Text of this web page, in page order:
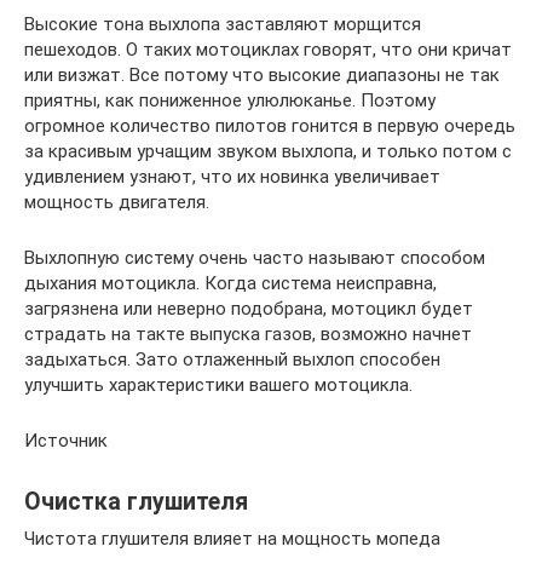
Высокие тона выхлопа заставляют морщится
пешеходов. О таких мотоциклах говорят, что они кричат
или визжат. Все потому что высокие диапазоны не так
приятны, как пониженное улюлюканье. Поэтому
огромное количество пилотов гонится в первую очередь
за красивым урчащим звуком выхлопа, и только потом с
удивлением узнают, что их новинка увеличивает
мощность двигателя.
Выхлопную систему очень часто называют способом
дыхания мотоцикла. Когда система неисправна,
загрязнена или неверно подобрана, мотоцикл будет
страдать на такте выпуска газов, возможно начнет
задыхаться. Зато отлаженный выхлоп способен
улучшить характеристики вашего мотоцикла.
Источник
Очистка глушителя
Чистота глушителя влияет на мощность мопеда